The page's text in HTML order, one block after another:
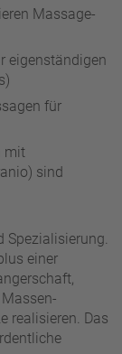
Massage-
eigenständigen
für
mit
sind
Spezialisierung.
einer
realisieren. Das